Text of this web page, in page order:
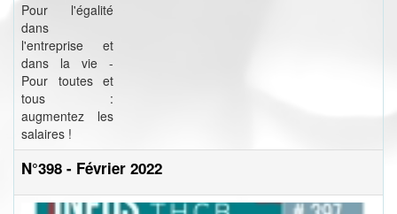
Pour l'égalité
dans
l'entreprise et
dans la vie -
Pour toutes et
tous :
augmentez les
salaires !
N°398 - Février 2022